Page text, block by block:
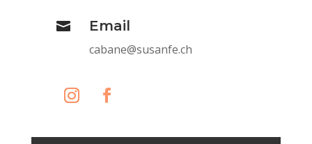
 Email
cabane@susanfe.ch